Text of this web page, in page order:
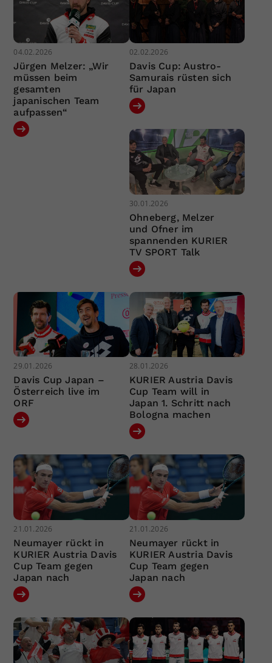
04.02.2026
Jürgen Melzer: „Wir
müssen beim
gesamten
japanischen Team
aufpassen“
02.02.2026
Davis Cup: Austro-
Samurais rüsten sich
für Japan
30.01.2026
Ohneberg, Melzer
und Ofner im
spannenden KURIER
TV SPORT Talk
29.01.2026
Davis Cup Japan –
Österreich live im
ORF
28.01.2026
KURIER Austria Davis
Cup Team will in
Japan 1. Schritt nach
Bologna machen
21.01.2026
Neumayer rückt in
KURIER Austria Davis
Cup Team gegen
Japan nach
21.01.2026
Neumayer rückt in
KURIER Austria Davis
Cup Team gegen
Japan nach